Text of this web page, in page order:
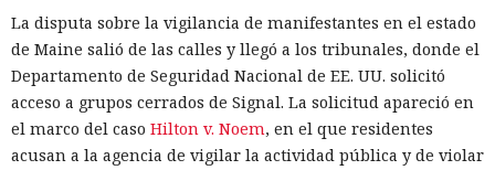
Ciberdelincuentes buscaban carteras de criptomonedas
mientras un desconocido permanecía sentado a sus
espaldas.
La disputa sobre la vigilancia de manifestantes en el estado
de Maine salió de las calles y llegó a los tribunales, donde el
Departamento de Seguridad Nacional de EE. UU. solicitó
acceso a grupos cerrados de Signal. La solicitud apareció en
el marco del caso Hilton v. Noem, en el que residentes
acusan a la agencia de vigilar la actividad pública y de violar